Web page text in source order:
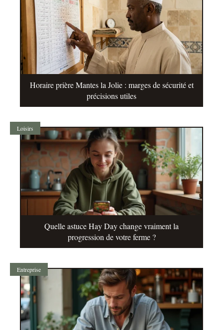
Horaire prière Mantes la Jolie : marges de sécurité et
précisions utiles
Loisirs
Quelle astuce Hay Day change vraiment la
progression de votre ferme ?
Entreprise